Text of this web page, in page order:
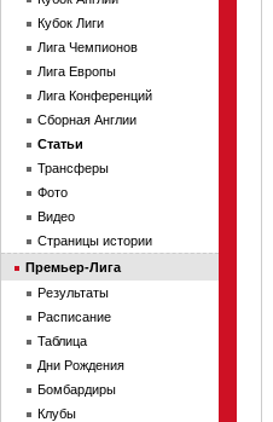
Кубок Лиги
Лига Чемпионов
Лига Европы
Лига Конференций
Сборная Англии
Статьи
Трансферы
Фото
Видео
Страницы истории
Премьер-Лига
Результаты
Расписание
Таблица
Дни Рождения
Бомбардиры
Клубы